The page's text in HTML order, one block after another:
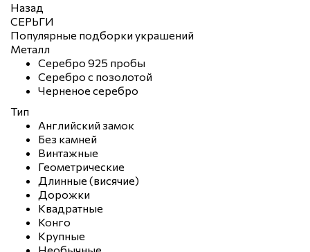
Назад
СЕРЬГИ
Популярные подборки украшений
Металл
Серебро 925 пробы
Серебро с позолотой
Черненое серебро
Тип
Английский замок
Без камней
Винтажные
Геометрические
Длинные (висячие)
Дорожки
Квадратные
Конго
Крупные